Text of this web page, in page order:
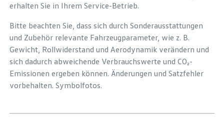
erhalten Sie in Ihrem Service-Betrieb.
Bitte beachten Sie, dass sich durch Sonderausstattungen
und Zubehör relevante Fahrzeugparameter, wie z. B.
Gewicht, Rollwiderstand und Aerodynamik verändern und
sich dadurch abweichende Verbrauchswerte und CO₂-
Emissionen ergeben können. Änderungen und Satzfehler
vorbehalten. Symbolfotos.